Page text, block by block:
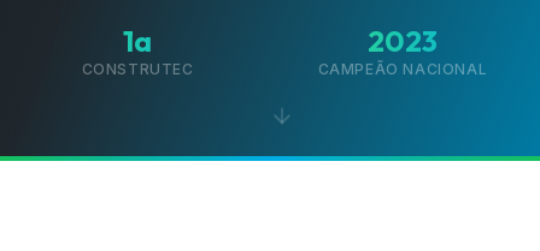
1a
CONSTRUTEC
2023
CAMPEÃO NACIONAL